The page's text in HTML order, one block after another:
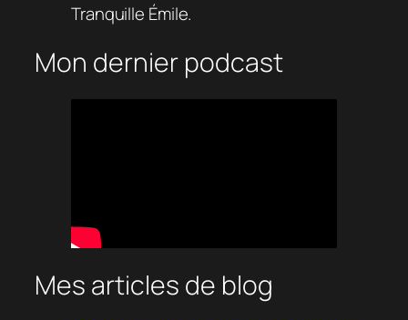
Tranquille Émile.
Mon dernier podcast
Mes articles de blog